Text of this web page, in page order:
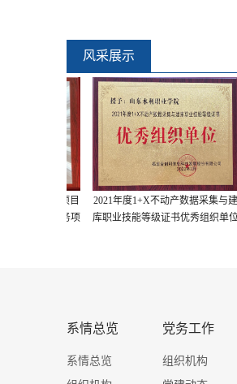
风采展示
2021年度1+X不动产数据采集与建
库职业技能等级证书优秀组织单位
系情总览
系情总览
党务工作
组织机构